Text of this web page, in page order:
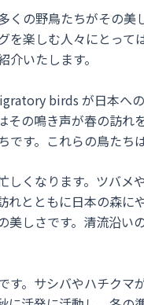
くの野鳥たちがその
を楽しむ人々にとっ
いたします。
birds が日本へ
の鳴き声が春の訪
す。これらの鳥たち
しくなります。ツバ
とともに日本の森
美しさです。清流沿
す。サシバやハチク